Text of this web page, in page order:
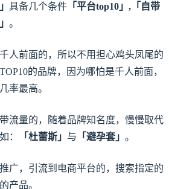
具备几个条件 「平台top10」,「自带
。
人前面的，所以不用担心鸡头凤尾的
的品牌，因为哪怕是千人前面，
率最高。
流量的，随着品牌知名度，慢慢取代
：
「杜蕾斯」 与 「避孕套」 。
广，引流到电商平台的，搜索指定的
产品。